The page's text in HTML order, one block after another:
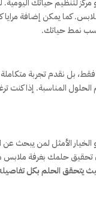
لتنظيم حياتك
كما يمكن إضافة مرايا
نمط حياتك.
بل نقدم تجربة
الحلول المناسبة. إذا
الأمثل لمن يبحث
تحقيق حلمك بغرفة
يتحقق الحلم بكل